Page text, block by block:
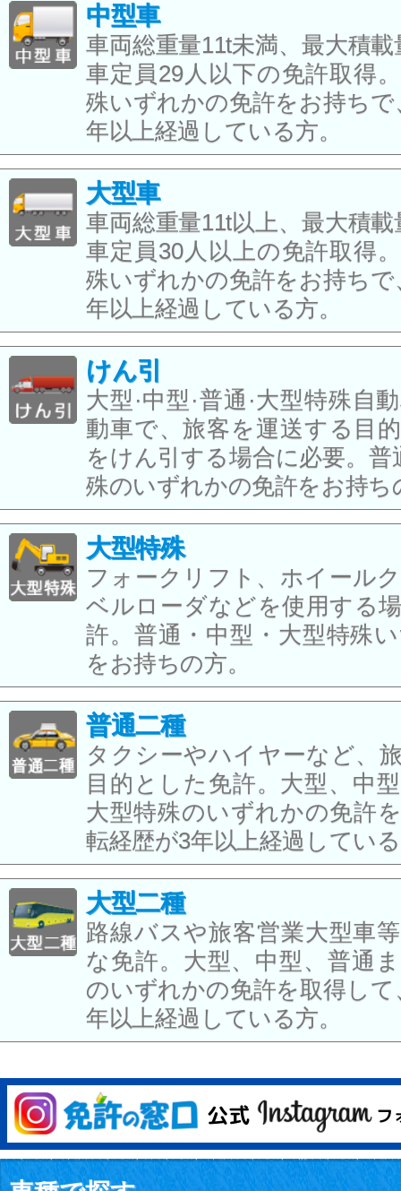
中型車
車両総重量11t未満、最大積
車定員29人以下の免許取得
殊いずれかの免許をお持ちで
年以上経過している方。
大型車
車両総重量11t以上、最大積
車定員30人以上の免許取得
殊いずれかの免許をお持ちで
年以上経過している方。
けん引
大型·中型·普通·大型特殊自
動車で、旅客を運送する目
をけん引する場合に必要。普
殊のいずれかの免許をお持ち
大型特殊
フォークリフト、ホイール
ベルローダなどを使用する
許。普通・中型・大型特殊
をお持ちの方。
普通二種
タクシーやハイヤーなど、
目的とした免許。大型、中
大型特殊のいずれかの免許
転経歴が3年以上経過してい
大型二種
路線バスや旅客営業大型車
な免許。大型、中型、普通
のいずれかの免許を取得して
年以上経過している方。